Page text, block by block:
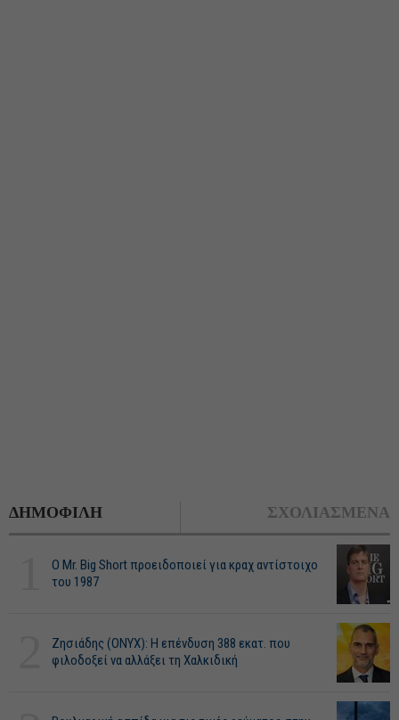
ΔΗΜΟΦΙΛΗ ΣΧΟΛΙΑΣΜΕΝΑ
O Mr. Big Short προειδοποιεί για κραχ αντίστοιχο
του 1987
Ζησιάδης (ONYX): Η επένδυση 388 εκατ. που
φιλοδοξεί να αλλάξει τη Χαλκιδική